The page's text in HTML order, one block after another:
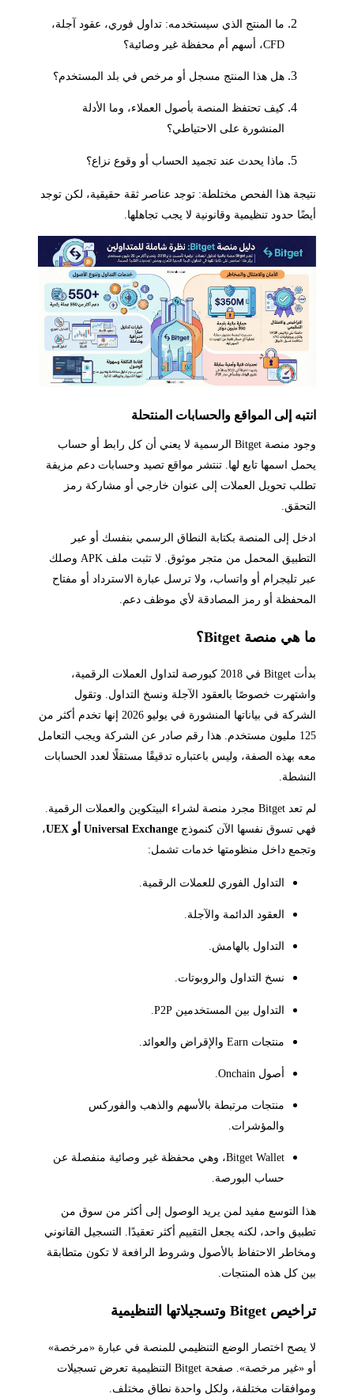
ما المنتج الذي سيستخدمه: تداول فوري، عقود آجلة،
CFD، أسهم أم محفظة غير وصائية؟
هل هذا المنتج مسجل أو مرخص في بلد المستخدم؟
كيف تحتفظ المنصة بأصول العملاء، وما الأدلة
المنشورة على الاحتياطي؟
ماذا يحدث عند تجميد الحساب أو وقوع نزاع؟
نتيجة هذا الفحص مختلطة: توجد عناصر ثقة حقيقية، لكن توجد
أيضًا حدود تنظيمية وقانونية لا يجب تجاهلها.
انتبه إلى المواقع والحسابات المنتحلة
وجود منصة Bitget الرسمية لا يعني أن كل رابط أو حساب
يحمل اسمها تابع لها. تنتشر مواقع تصيد وحسابات دعم مزيفة
تطلب تحويل العملات إلى عنوان خارجي أو مشاركة رمز
التحقق.
ادخل إلى المنصة بكتابة النطاق الرسمي بنفسك أو عبر
التطبيق المحمل من متجر موثوق. لا تثبت ملف APK وصلك
عبر تليجرام أو واتساب، ولا ترسل عبارة الاسترداد أو مفتاح
المحفظة أو رمز المصادقة لأي موظف دعم.
ما هي منصة Bitget؟
بدأت Bitget في 2018 كبورصة لتداول العملات الرقمية،
واشتهرت خصوصًا بالعقود الآجلة ونسخ التداول. وتقول
الشركة في بياناتها المنشورة في يوليو 2026 إنها تخدم أكثر من
125 مليون مستخدم. هذا رقم صادر عن الشركة ويجب التعامل
معه بهذه الصفة، وليس باعتباره تدقيقًا مستقلًا لعدد الحسابات
النشطة.
لم تعد Bitget مجرد منصة لشراء البيتكوين والعملات الرقمية.
فهي تسوق نفسها الآن كنموذج Universal Exchange أو UEX
،
وتجمع داخل منظومتها خدمات تشمل:
التداول الفوري للعملات الرقمية.
العقود الدائمة والآجلة.
التداول بالهامش.
نسخ التداول والروبوتات.
التداول بين المستخدمين P2P.
منتجات Earn والإقراض والعوائد.
أصول Onchain.
منتجات مرتبطة بالأسهم والذهب والفوركس
والمؤشرات.
Bitget Wallet، وهي محفظة غير وصائية منفصلة عن
حساب البورصة.
هذا التوسع مفيد لمن يريد الوصول إلى أكثر من سوق من
تطبيق واحد، لكنه يجعل التقييم أكثر تعقيدًا. التسجيل القانوني
ومخاطر الاحتفاظ بالأصول وشروط الرافعة لا تكون متطابقة
بين كل هذه المنتجات.
تراخيص Bitget وتسجيلاتها التنظيمية
لا يصح اختصار الوضع التنظيمي للمنصة في عبارة «مرخصة»
أو «غير مرخصة». صفحة Bitget التنظيمية تعرض تسجيلات
وموافقات مختلفة، ولكل واحدة نطاق مختلف.